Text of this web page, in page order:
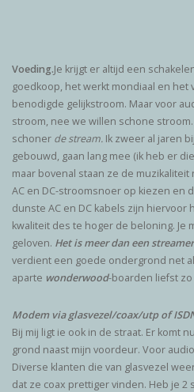
Voeding.Je krijgt er altijd een
goedkoop, het werkt mondiaal en het
benodigde gelijkstroom. Maar voor
stroom, nee we willen schone
schoner de stream. Ik zweer al jaren bij
gebouwd, gaan lang mee (ik heb er
maar bovenal staan ze de muzikaliteit
AC en DC-stroomsnoer op kiezen en
dunste AC en DC kabels zijn hiervoor
kwaliteit des te hoger de beloning. Je
geloven. Het is meer dan een
verdient een goede ondergrond net
aparte wonderwood-boarden liefst zo
Modem via glasvezel/coax/utp of
Bij mij ligt ie ook in de straat. Er komt
grond naast mijn voordeur. Voor
Diverse klanten die van glasvezel
dat ze coax prettiger vinden. Heb je 2